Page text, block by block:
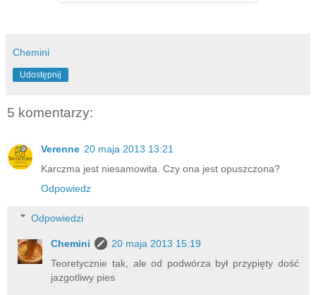
Chemini
Udostępnij
5 komentarzy:
Verenne 20 maja 2013 13:21
Karczma jest niesamowita. Czy ona jest opuszczona?
Odpowiedz
Odpowiedzi
Chemini
20 maja 2013 15:19
Teoretycznie tak, ale od podwórza był przypięty dość
jazgotliwy pies